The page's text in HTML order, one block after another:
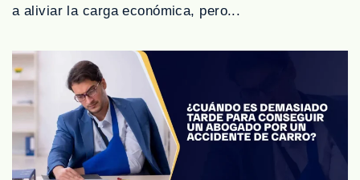
a aliviar la carga económica, pero...